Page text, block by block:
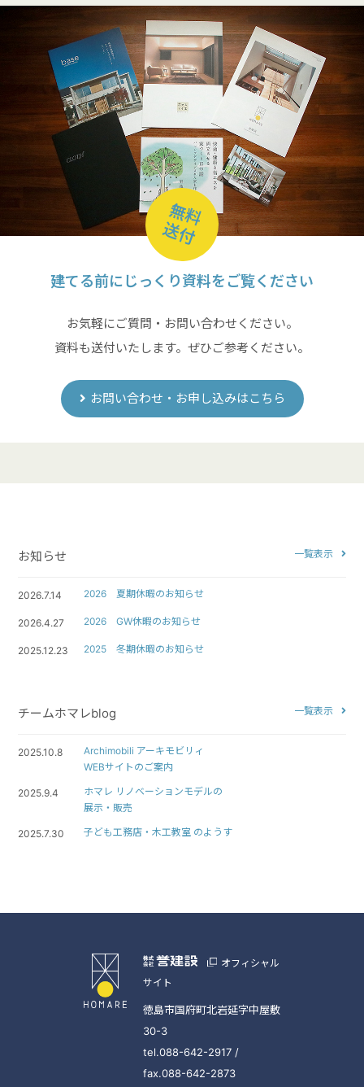
無料
送付
建てる前にじっくり資料をご覧ください
お気軽にご質問・お問い合わせください。
資料も送付いたします。ぜひご参考ください。
お問い合わせ・お申し込みはこちら
お知らせ 一覧表示
2026.7.14 2026 夏期休暇のお知らせ
2026.4.27 2026 GW休暇のお知らせ
2025.12.23 2025 冬期休暇のお知らせ
チームホマレblog 一覧表示
2025.10.8
Archimobili アーキモビリィ
WEBサイトのご案内
2025.9.4
ホマレ リノベーションモデルの
展示・販売
2025.7.30 子ども工務店・木工教室 のようす
オフィシャル
サイト
徳島市国府町北岩延字中屋敷
30-3
tel.088-642-2917 /
fax.088-642-2873